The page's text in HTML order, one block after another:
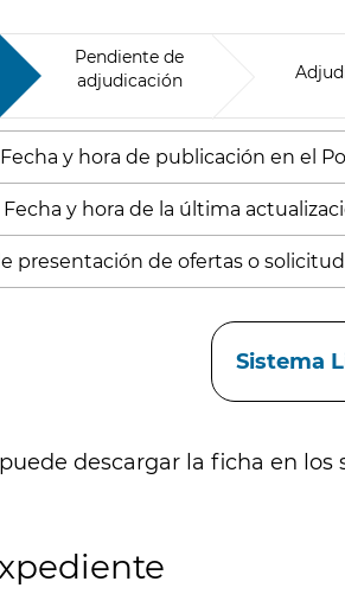
Pendiente de
adjudicación
Fecha y hora de publicación en el
Fecha y hora de la última
presentación de ofertas o
Sistema
descargar la ficha en los